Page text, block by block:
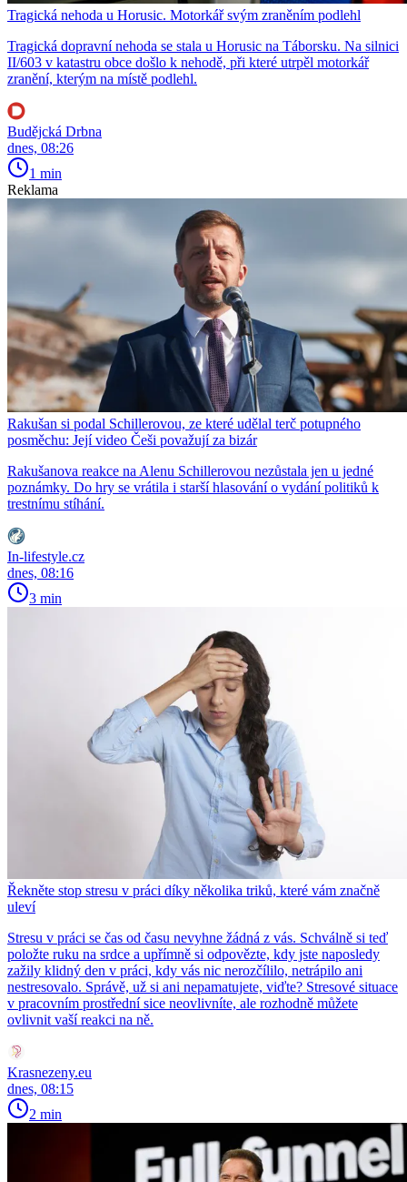
Tragická nehoda u Horusic. Motorkář svým zraněním podlehl
Tragická dopravní nehoda se stala u Horusic na Táborsku. Na silnici
II/603 v katastru obce došlo k nehodě, při které utrpěl motorkář
zranění, kterým na místě podlehl.
Budějcká Drbna
dnes, 08:26
1 min
Reklama
Rakušan si podal Schillerovou, ze které udělal terč potupného
posměchu: Její video Češi považují za bizár
Rakušanova reakce na Alenu Schillerovou nezůstala jen u jedné
poznámky. Do hry se vrátila i starší hlasování o vydání politiků k
trestnímu stíhání.
In-lifestyle.cz
dnes, 08:16
3 min
Řekněte stop stresu v práci díky několika triků, které vám značně
uleví
Stresu v práci se čas od času nevyhne žádná z vás. Schválně si teď
položte ruku na srdce a upřímně si odpovězte, kdy jste naposledy
zažily klidný den v práci, kdy vás nic nerozčílilo, netrápilo ani
nestresovalo. Správě, už si ani nepamatujete, viďte? Stresové situace
v pracovním prostřední sice neovlivníte, ale rozhodně můžete
ovlivnit vaší reakci na ně.
Krasnezeny.eu
dnes, 08:15
2 min